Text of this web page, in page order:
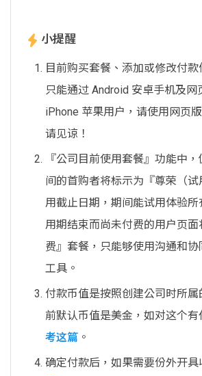
小提醒
目前购买套餐、添加或修改付款
只能通过 Android 安卓手机及网
iPhone 苹果用户，请使用网页
请见谅！
『公司目前使用套餐』功能中
间的首购者将标示为『尊荣（
用截止日期，期间能试用体验
用期结束而尚未付费的用户页
费』套餐，只能够使用沟通和
工具。
付款币值是按照创建公司时所属
前默认币值是美金，如对这个
考这篇 。
确定付款后，如果需要份外开具